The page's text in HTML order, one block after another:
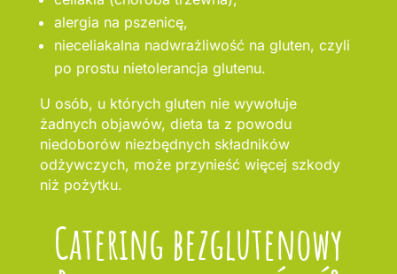
alergia na pszenicę,
nieceliakalna nadwrażliwość na gluten, czyli
po prostu nietolerancja glutenu.
U osób, u których gluten nie wywołuje
żadnych objawów, dieta ta z powodu
niedoborów niezbędnych składników
odżywczych, może przynieść więcej szkody
niż pożytku.
Catering bezglutenowy